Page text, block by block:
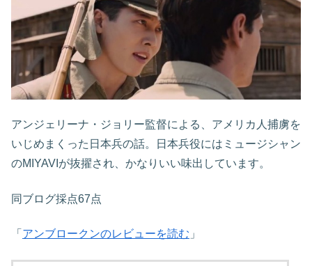
アンジェリーナ・ジョリー監督による、アメリカ人捕虜を
いじめまくった日本兵の話。日本兵役にはミュージシャン
のMIYAVIが抜擢され、かなりいい味出しています。
同ブログ採点67点
「 アンブロークンのレビューを読む 」